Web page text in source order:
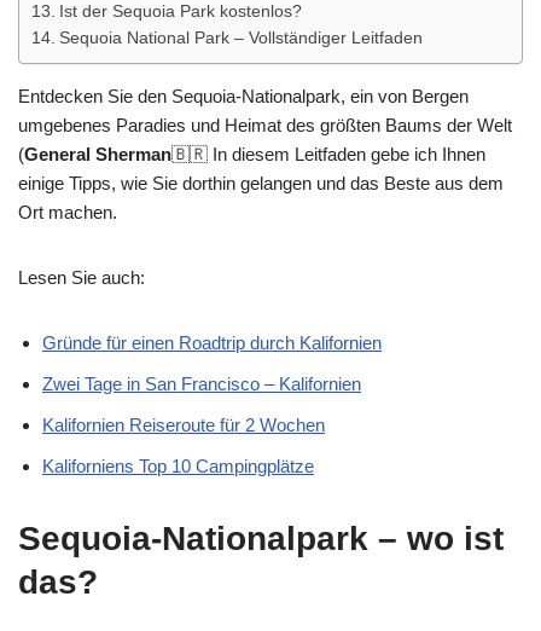
Ist der Sequoia Park kostenlos?
Sequoia National Park – Vollständiger Leitfaden
Entdecken Sie den Sequoia-Nationalpark, ein von Bergen
umgebenes Paradies und Heimat des größten Baums der Welt
(General Sherman🇧🇷 In diesem Leitfaden gebe ich Ihnen
einige Tipps, wie Sie dorthin gelangen und das Beste aus dem
Ort machen.
Lesen Sie auch:
Gründe für einen Roadtrip durch Kalifornien
Zwei Tage in San Francisco – Kalifornien
Kalifornien Reiseroute für 2 Wochen
Kaliforniens Top 10 Campingplätze
Sequoia-Nationalpark – wo ist
das?